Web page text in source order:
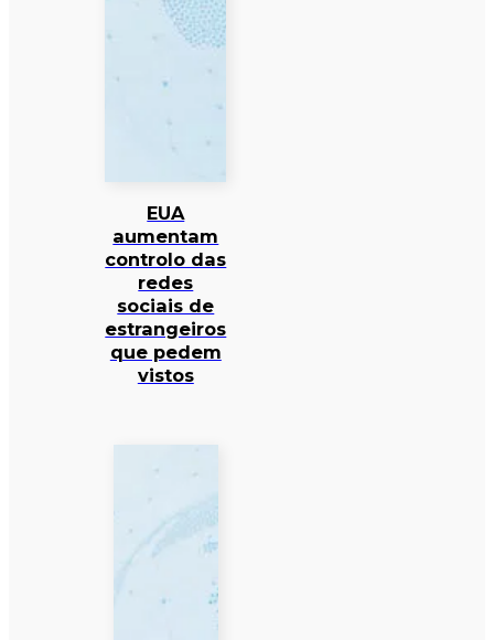
EUA
aumentam
controlo das
redes
sociais de
estrangeiros
que pedem
vistos